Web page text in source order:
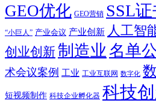
GEO优化 GEO营销 SSL证
“小巨人” 产业会议 产业创新 人工智
创业创新制造业 名单
术会议案例 工业 工业互联网 数字化
短视频制作 科技企业孵化器 科技